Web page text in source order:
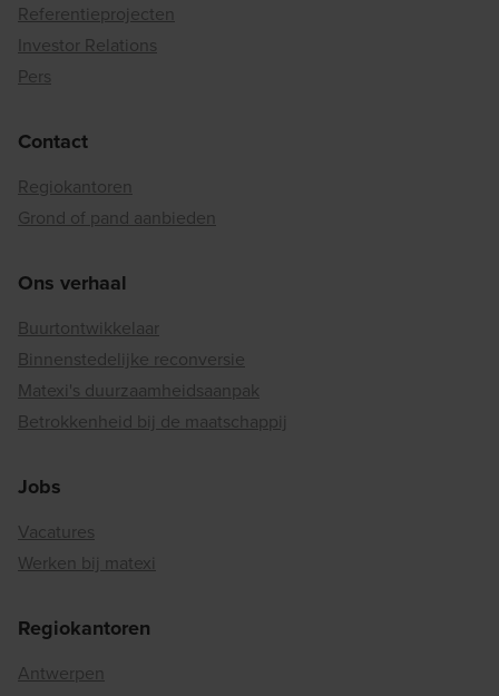
Referentieprojecten
Investor Relations
Pers
Contact
Regiokantoren
Grond of pand aanbieden
Ons verhaal
Buurtontwikkelaar
Binnenstedelijke reconversie
Matexi's duurzaamheidsaanpak
Betrokkenheid bij de maatschappij
Jobs
Vacatures
Werken bij matexi
Regiokantoren
Antwerpen